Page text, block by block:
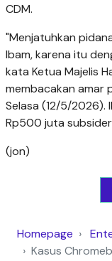
CDM.
"Menjatuhkan
Ibam, karena itu
kata Ketua Majelis
membacakan amar
Selasa (12/5/2026).
Rp500 juta
(jon)
Homepage
Kasus